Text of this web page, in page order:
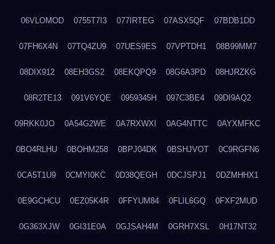
06VLOMOD 0755T7I3 077IRTEG 07ASX5QF 07BDB1DD
07FH6X4N 07TQ4ZU9 07UES9ES 07VPTDH1 08B99MM7
08DIX912 08EH3GS2 08EKQPQ9 08G6A3PD 08HJRZKG
08R2TE13 091V6YQE 0959345H 097C3BE4 09DI9AQ2
09RKK0JO 0A54G2WE 0A7RXWXI 0AG4NTTC 0AYXMFKC
0BO4RLHU 0BOHM258 0BPJ04DK 0BSHJVOT 0C9RGFN6
0CA5T1U9 0CMYI0KC 0D38QEGH 0DCJSPJ1 0DZMHHX1
0E9GCHCU 0EZ05K4R 0FFYUM84 0FLIL6GQ 0FXF2MUD
0G363XJW 0GI31E0A 0GJSAH4M 0GRH7XSL 0H17NT32